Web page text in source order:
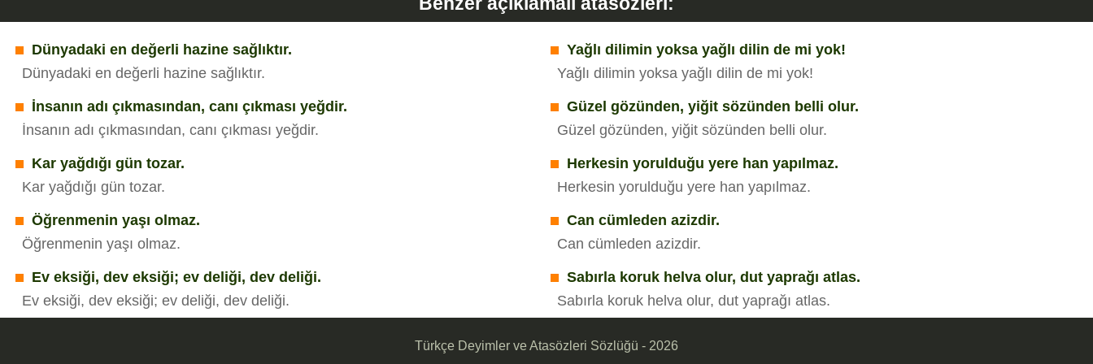
Dünyadaki en değerli hazine sağlıktır.
Dünyadaki en değerli hazine sağlıktır.
Yağlı dilimin yoksa yağlı dilin de mi yok!
Yağlı dilimin yoksa yağlı dilin de mi yok!
İnsanın adı çıkmasından, canı çıkması yeğdir.
İnsanın adı çıkmasından, canı çıkması yeğdir.
Güzel gözünden, yiğit sözünden belli olur.
Güzel gözünden, yiğit sözünden belli olur.
Kar yağdığı gün tozar.
Kar yağdığı gün tozar.
Herkesin yorulduğu yere han yapılmaz.
Herkesin yorulduğu yere han yapılmaz.
Öğrenmenin yaşı olmaz.
Öğrenmenin yaşı olmaz.
Can cümleden azizdir.
Can cümleden azizdir.
Ev eksiği, dev eksiği; ev deliği, dev deliği.
Ev eksiği, dev eksiği; ev deliği, dev deliği.
Sabırla koruk helva olur, dut yaprağı atlas.
Sabırla koruk helva olur, dut yaprağı atlas.
Türkçe Deyimler ve Atasözleri Sözlüğü - 2026